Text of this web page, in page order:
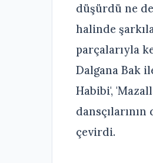
düşürdü ne
halinde
parçalarıyla
Dalgana Bak
Habibi',
çevirdi.